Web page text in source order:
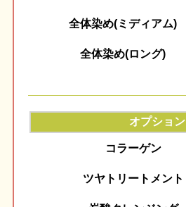
全体染め(ミディアム)
全体染め(ロング)
オプション
コラーゲン
ツヤトリートメント